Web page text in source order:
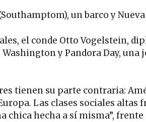
un barco y Nueva
el conde Otto Vogelstein,
y Pandora Day, una
tienen su parte contraria:
Las clases sociales altas
chica hecha a sí misma”,